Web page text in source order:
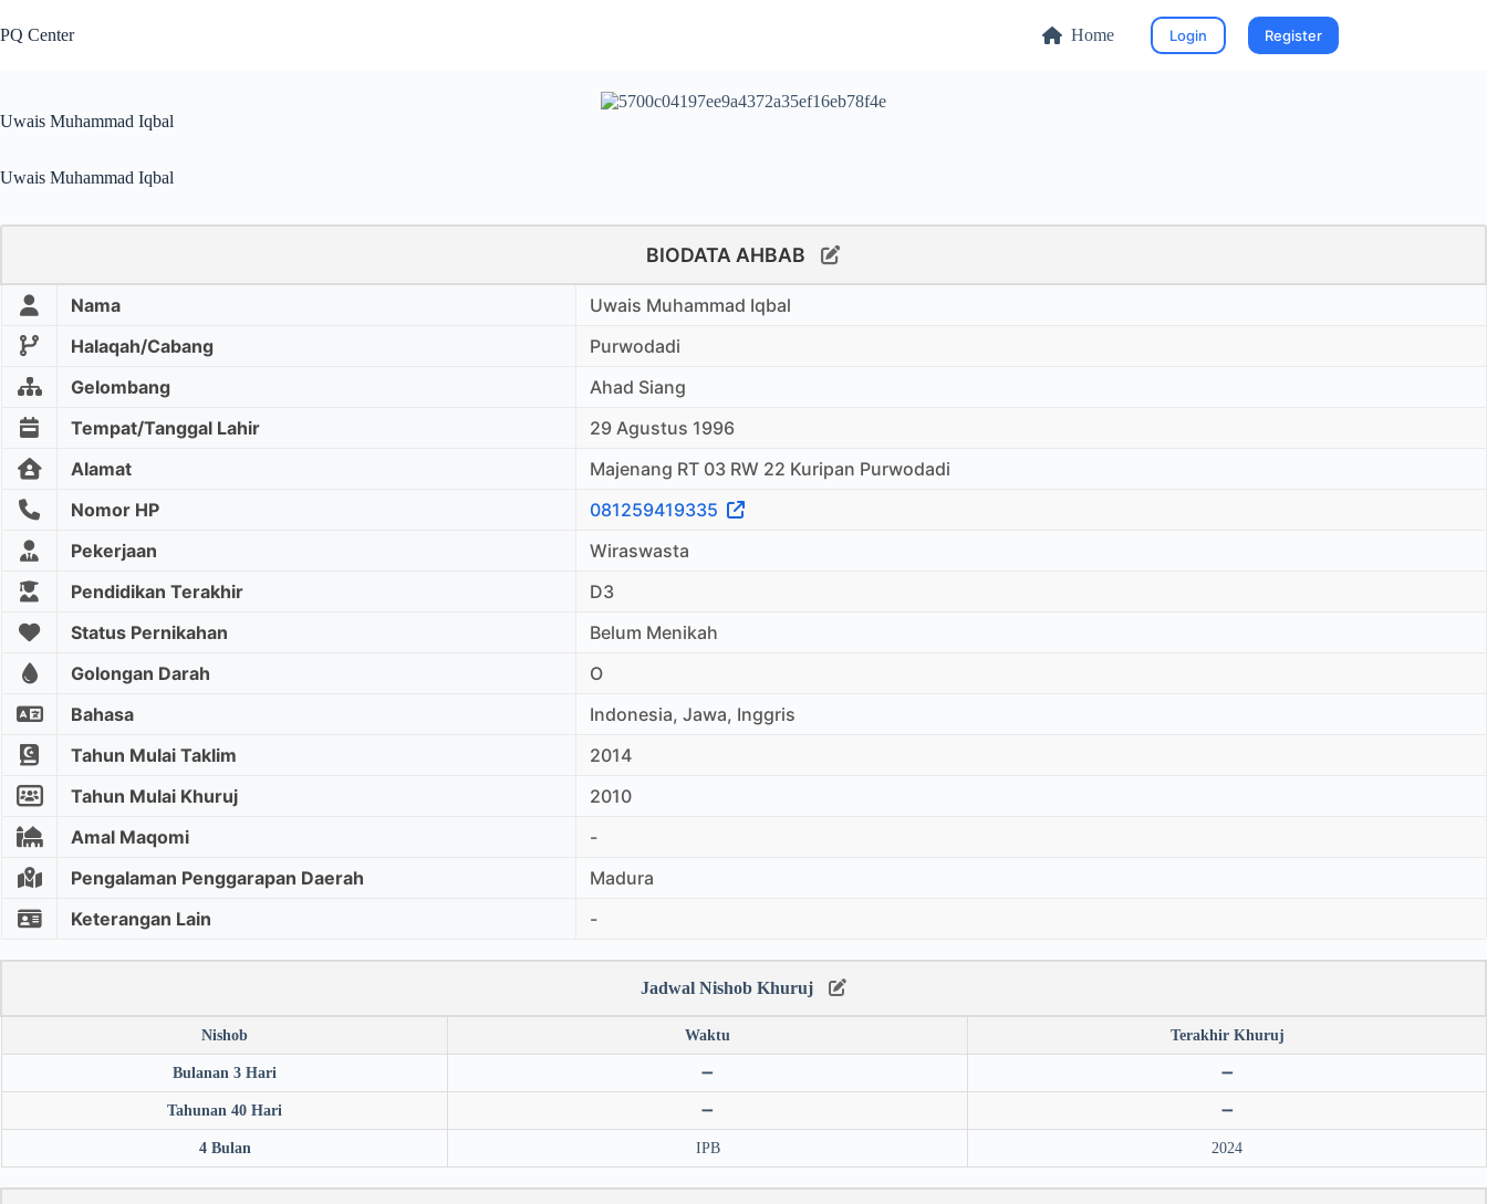
PQ Center Home Login Register
Uwais Muhammad Iqbal
Uwais Muhammad Iqbal
BIODATA AHBAB
Nama
Uwais Muhammad Iqbal
Halaqah/Cabang
Purwodadi
Gelombang
Ahad Siang
Tempat/Tanggal Lahir
29 Agustus 1996
Alamat
Majenang RT 03 RW 22 Kuripan Purwodadi
Nomor HP
081259419335
Pekerjaan
Wiraswasta
Pendidikan Terakhir
D3
Status Pernikahan
Belum Menikah
Golongan Darah
O
Bahasa
Indonesia, Jawa, Inggris
Tahun Mulai Taklim
2014
Tahun Mulai Khuruj
2010
Amal Maqomi
-
Pengalaman Penggarapan Daerah
Madura
Keterangan Lain
-
Jadwal Nishob Khuruj
Nishob Waktu Terakhir Khuruj
Bulanan 3 Hari ➖ ➖
Tahunan 40 Hari ➖ ➖
4 Bulan IPB 2024